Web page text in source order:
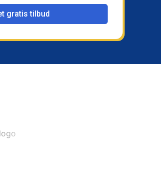
gratis tilbud